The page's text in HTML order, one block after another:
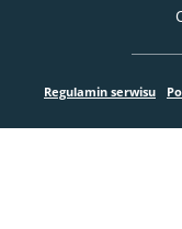
Regulamin serwisu